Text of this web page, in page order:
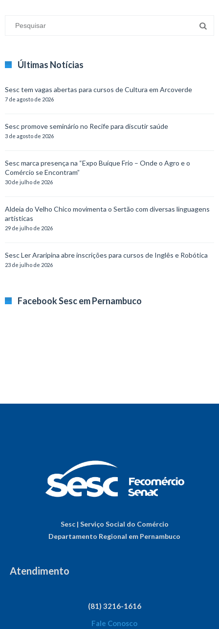
Últimas Notícias
Sesc tem vagas abertas para cursos de Cultura em Arcoverde
7 de agosto de 2026
Sesc promove seminário no Recife para discutir saúde
3 de agosto de 2026
Sesc marca presença na “Expo Buíque Frio – Onde o Agro e o
Comércio se Encontram”
30 de julho de 2026
Aldeia do Velho Chico movimenta o Sertão com diversas linguagens
artísticas
29 de julho de 2026
Sesc Ler Araripina abre inscrições para cursos de Inglês e Robótica
23 de julho de 2026
Facebook Sesc em Pernambuco
Sesc | Serviço Social do Comércio
Departamento Regional em Pernambuco
Atendimento
(81) 3216-1616
Fale Conosco